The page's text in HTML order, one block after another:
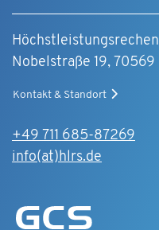
Nobelstraße 19,
Kontakt & Standort
+49 711 685-87269
info(at)hlrs.de